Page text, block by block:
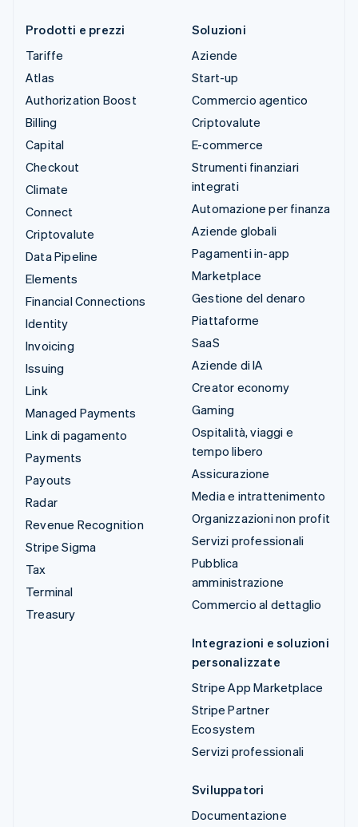
Prodotti e prezzi
Tariffe
Atlas
Authorization Boost
Billing
Capital
Checkout
Climate
Connect
Criptovalute
Data Pipeline
Elements
Financial Connections
Identity
Invoicing
Issuing
Link
Managed Payments
Link di pagamento
Payments
Payouts
Radar
Revenue Recognition
Stripe Sigma
Tax
Terminal
Treasury
Soluzioni
Aziende
Start-up
Commercio agentico
Criptovalute
E-commerce
Strumenti finanziari
integrati
Automazione per finanza
Aziende globali
Pagamenti in-app
Marketplace
Gestione del denaro
Piattaforme
SaaS
Aziende di IA
Creator economy
Gaming
Ospitalità, viaggi e
tempo libero
Assicurazione
Media e intrattenimento
Organizzazioni non profit
Servizi professionali
Pubblica
amministrazione
Commercio al dettaglio
Integrazioni e soluzioni
personalizzate
Stripe App Marketplace
Stripe Partner
Ecosystem
Servizi professionali
Sviluppatori
Documentazione